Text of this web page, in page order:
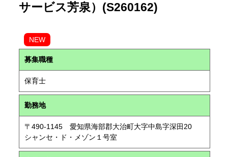
サービス芳泉）(S260162)
NEW
募集職種
保育士
勤務地
〒490-1145 愛知県海部郡大治町大字中島字深田20
シャンセ・ド・メゾン１号室